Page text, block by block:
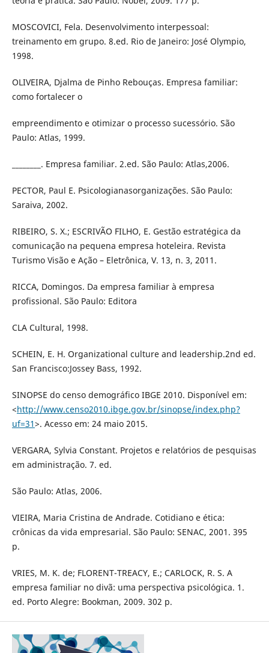
MOSCOVICI, Fela. Desenvolvimento interpessoal:
treinamento em grupo. 8.ed. Rio de Janeiro: José Olympio,
1998.
OLIVEIRA, Djalma de Pinho Rebouças. Empresa familiar:
como fortalecer o
empreendimento e otimizar o processo sucessório. São
Paulo: Atlas, 1999.
________. Empresa familiar. 2.ed. São Paulo: Atlas,2006.
PECTOR, Paul E. Psicologianasorganizações. São Paulo:
Saraiva, 2002.
RIBEIRO, S. X.; ESCRIVÃO FILHO, E. Gestão estratégica da
comunicação na pequena empresa hoteleira. Revista
Turismo Visão e Ação – Eletrônica, V. 13, n. 3, 2011.
RICCA, Domingos. Da empresa familiar à empresa
profissional. São Paulo: Editora
CLA Cultural, 1998.
SCHEIN, E. H. Organizational culture and leadership.2nd ed.
San Francisco:Jossey Bass, 1992.
SINOPSE do censo demográfico IBGE 2010. Disponível em:
<http://www.censo2010.ibge.gov.br/sinopse/index.php?
uf=31>. Acesso em: 24 maio 2015.
VERGARA, Sylvia Constant. Projetos e relatórios de pesquisas
em administração. 7. ed.
São Paulo: Atlas, 2006.
VIEIRA, Maria Cristina de Andrade. Cotidiano e ética:
crônicas da vida empresarial. São Paulo: SENAC, 2001. 395
p.
VRIES, M. K. de; FLORENT-TREACY, E.; CARLOCK, R. S. A
empresa familiar no divã: uma perspectiva psicológica. 1.
ed. Porto Alegre: Bookman, 2009. 302 p.